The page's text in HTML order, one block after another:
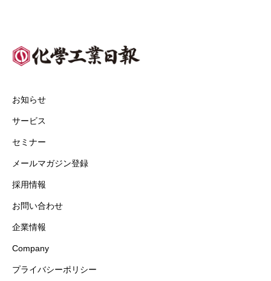
お知らせ
サービス
セミナー
メールマガジン登録
採用情報
お問い合わせ
企業情報
Company
プライバシーポリシー